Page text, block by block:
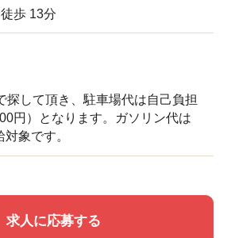
歩 13分
して頂き、駐車場代は自己負担
円）となります。ガソリン代は
象です。
求人に応募する